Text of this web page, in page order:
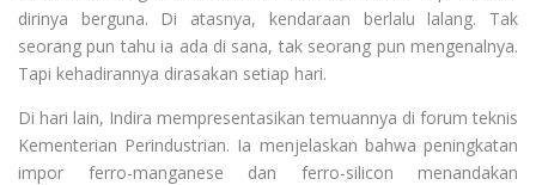
dirinya berguna. Di atasnya, kendaraan berlalu lalang. Tak
seorang pun tahu ia ada di sana, tak seorang pun mengenalnya.
Tapi kehadirannya dirasakan setiap hari.
Di hari lain, Indira mempresentasikan temuannya di forum teknis
Kementerian Perindustrian. Ia menjelaskan bahwa peningkatan
impor ferro-manganese dan ferro-silicon menandakan